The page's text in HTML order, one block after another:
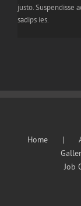
justo. Suspendisse
sadips ies.
Home
Job